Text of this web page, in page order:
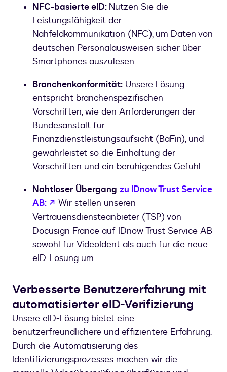
NFC-basierte eID: Nutzen Sie die
Leistungsfähigkeit der
Nahfeldkommunikation (NFC), um Daten von
deutschen Personalausweisen sicher über
Smartphones auszulesen.
Branchenkonformität: Unsere Lösung
entspricht branchenspezifischen
Vorschriften, wie den Anforderungen der
Bundesanstalt für
Finanzdienstleistungsaufsicht (BaFin), und
gewährleistet so die Einhaltung der
Vorschriften und ein beruhigendes Gefühl.
Nahtloser Übergang zu IDnow Trust Service
AB:
wird in einem neuen Tab geöffnet
Wir stellen unseren
Vertrauensdiensteanbieter (TSP) von
Docusign France auf IDnow Trust Service AB
sowohl für VideoIdent als auch für die neue
eID-Lösung um.
Verbesserte Benutzererfahrung mit
automatisierter eID-Verifizierung
Unsere eID-Lösung bietet eine
benutzerfreundlichere und effizientere Erfahrung.
Durch die Automatisierung des
Identifizierungsprozesses machen wir die